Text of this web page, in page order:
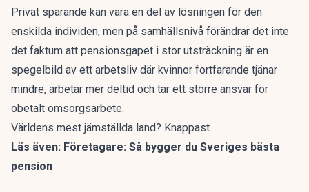
Privat sparande kan vara en del av lösningen för den
enskilda individen, men på samhällsnivå förändrar det inte
det faktum att pensionsgapet i stor utsträckning är en
spegelbild av ett arbetsliv där kvinnor fortfarande tjänar
mindre, arbetar mer deltid och tar ett större ansvar för
obetalt omsorgsarbete.
Världens mest jämställda land? Knappast.
Läs även: Företagare: Så bygger du Sveriges bästa
pension